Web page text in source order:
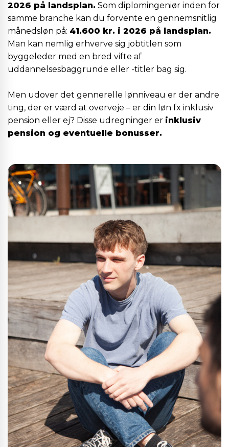
2026 på landsplan. Som diplomingeniør inden for
samme branche kan du forvente en gennemsnitlig
månedsløn på: 41.600 kr. i 2026 på landsplan.
Man kan nemlig erhverve sig jobtitlen som
byggeleder med en bred vifte af
uddannelsesbaggrunde eller -titler bag sig.
Men udover det gennerelle lønniveau er der andre
ting, der er værd at overveje – er din løn fx inklusiv
pension eller ej? Disse udregninger er inklusiv
pension og eventuelle bonusser.